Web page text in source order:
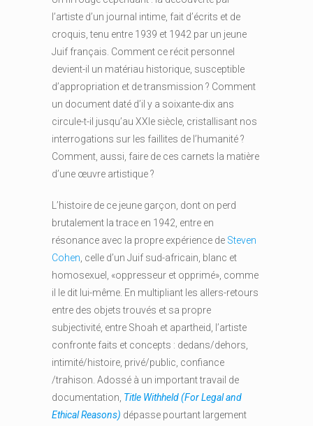
l’artiste d’un journal intime, fait d’écrits et de
croquis, tenu entre 1939 et 1942 par un jeune
Juif français. Comment ce récit personnel
devient-il un matériau historique, susceptible
d’appropriation et de transmission ? Comment
un document daté d’il y a soixante-dix ans
circule-t-il jusqu’au XXIe siècle, cristallisant nos
interrogations sur les faillites de l’humanité ?
Comment, aussi, faire de ces carnets la matière
d’une œuvre artistique ?
L’histoire de ce jeune garçon, dont on perd
brutalement la trace en 1942, entre en
résonance avec la propre expérience de Steven
Cohen , celle d’un Juif sud-africain, blanc et
homosexuel, «oppresseur et opprimé», comme
il le dit lui-même. En multipliant les allers-retours
entre des objets trouvés et sa propre
subjectivité, entre Shoah et apartheid, l’artiste
confronte faits et concepts : dedans/dehors,
intimité/histoire, privé/public, confiance
/trahison. Adossé à un important travail de
documentation, Title Withheld (For Legal and
Ethical Reasons) dépasse pourtant largement